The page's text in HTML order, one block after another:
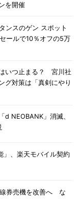
を開催
ンスのゲン スポット
ールで10％オフの5万
いつ止まる？ 宮川社
対策は「真剣にやり
NEOBANK」消滅、
」、楽天モバイル契約
券売機を改善へ な